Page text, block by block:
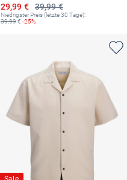
39,99 €
Ermäßigter Preis
29,99 €
Niedrigster Preis (letzte 30 Tage):
39,99€ -25%